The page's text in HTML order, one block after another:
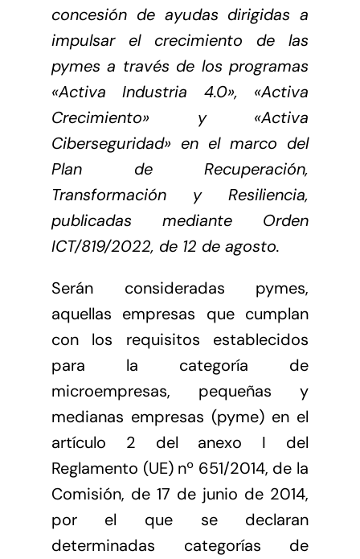
concesión de ayudas dirigidas a
impulsar el crecimiento de las
pymes a través de los programas
«Activa Industria 4.0», «Activa
Crecimiento» y «Activa
Ciberseguridad» en el marco del
Plan de Recuperación,
Transformación y Resiliencia,
publicadas mediante Orden
ICT/819/2022, de 12 de agosto.
Serán consideradas pymes,
aquellas empresas que cumplan
con los requisitos establecidos
para la categoría de
microempresas, pequeñas y
medianas empresas (pyme) en el
artículo 2 del anexo I del
Reglamento (UE) nº 651/2014, de la
Comisión, de 17 de junio de 2014,
por el que se declaran
determinadas categorías de